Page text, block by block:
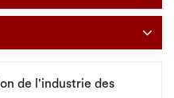
de l'industrie des